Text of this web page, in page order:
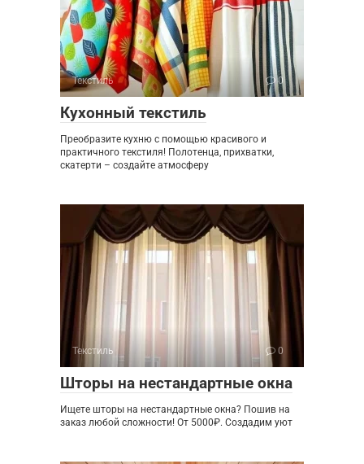
Текстиль 0
Кухонный текстиль
Преобразите кухню с помощью красивого и
практичного текстиля! Полотенца, прихватки,
скатерти – создайте атмосферу
Текстиль 0
Шторы на нестандартные окна
Ищете шторы на нестандартные окна? Пошив на
заказ любой сложности! От 5000₽. Создадим уют